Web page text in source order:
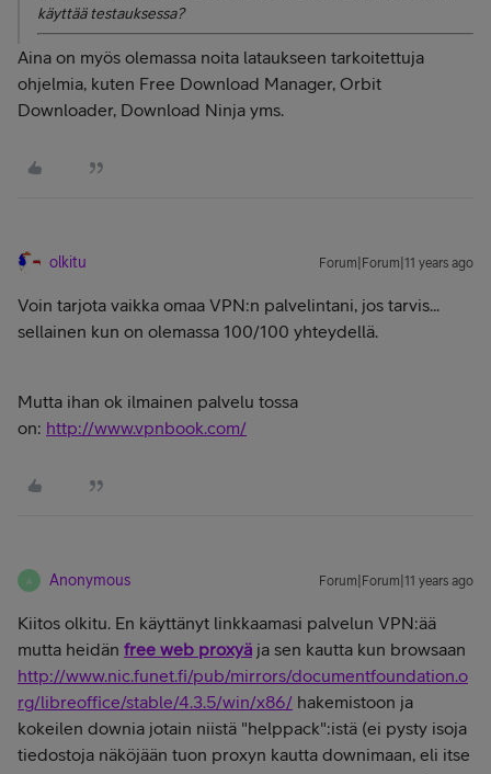
käyttää testauksessa?
Aina on myös olemassa noita lataukseen tarkoitettuja
ohjelmia, kuten Free Download Manager, Orbit
Downloader, Download Ninja yms.
olkitu Forum|Forum|11 years ago
Voin tarjota vaikka omaa VPN:n palvelintani, jos tarvis...
sellainen kun on olemassa 100/100 yhteydellä.
Mutta ihan ok ilmainen palvelu tossa
on: http://www.vpnbook.com/
A Anonymous Forum|Forum|11 years ago
Kiitos olkitu. En käyttänyt linkkaamasi palvelun VPN:ää
mutta heidän free web proxyä ja sen kautta kun browsaan
http://www.nic.funet.fi/pub/mirrors/documentfoundation.o
rg/libreoffice/stable/4.3.5/win/x86/ hakemistoon ja
kokeilen downia jotain niistä "helppack":istä (ei pysty isoja
tiedostoja näköjään tuon proxyn kautta downimaan, eli itse